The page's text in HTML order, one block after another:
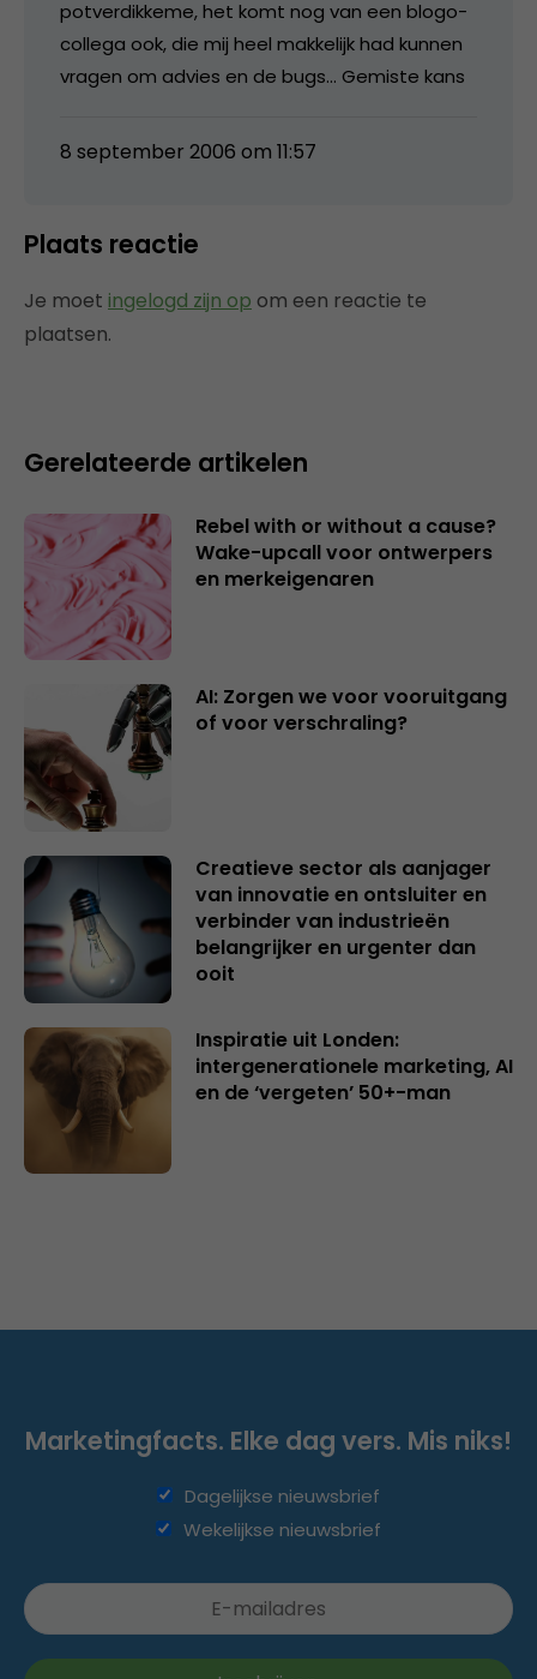
potverdikkeme, het komt nog van een blogo-
collega ook, die mij heel makkelijk had kunnen
vragen om advies en de bugs… Gemiste kans
8 september 2006 om 11:57
Plaats reactie
Je moet ingelogd zijn op om een reactie te
plaatsen.
Gerelateerde artikelen
Rebel with or without a cause?
Wake-upcall voor ontwerpers
en merkeigenaren
AI: Zorgen we voor vooruitgang
of voor verschraling?
Creatieve sector als aanjager
van innovatie en ontsluiter en
verbinder van industrieën
belangrijker en urgenter dan
ooit
Inspiratie uit Londen:
intergenerationele marketing, AI
en de ‘vergeten’ 50+-man
Marketingfacts. Elke dag vers. Mis niks!
Dagelijkse nieuwsbrief
Wekelijkse nieuwsbrief